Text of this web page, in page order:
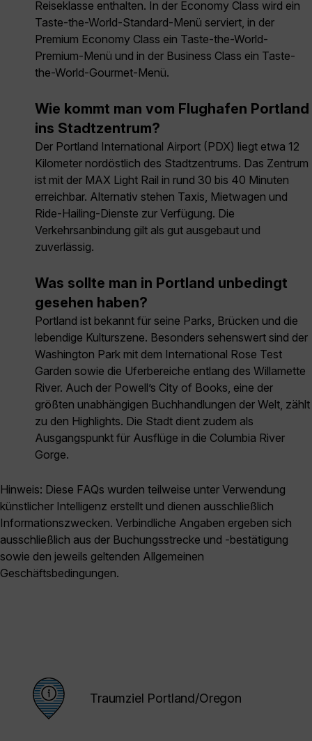
Reiseklasse enthalten. In der Economy Class wird ein
Taste-the-World-Standard-Menü serviert, in der
Premium Economy Class ein Taste-the-World-
Premium-Menü und in der Business Class ein Taste-
the-World-Gourmet-Menü.
Wie kommt man vom Flughafen Portland
ins Stadtzentrum?
Der Portland International Airport (PDX) liegt etwa 12
Kilometer nordöstlich des Stadtzentrums. Das Zentrum
ist mit der MAX Light Rail in rund 30 bis 40 Minuten
erreichbar. Alternativ stehen Taxis, Mietwagen und
Ride-Hailing-Dienste zur Verfügung. Die
Verkehrsanbindung gilt als gut ausgebaut und
zuverlässig.
Was sollte man in Portland unbedingt
gesehen haben?
Portland ist bekannt für seine Parks, Brücken und die
lebendige Kulturszene. Besonders sehenswert sind der
Washington Park mit dem International Rose Test
Garden sowie die Uferbereiche entlang des Willamette
River. Auch der Powell’s City of Books, eine der
größten unabhängigen Buchhandlungen der Welt, zählt
zu den Highlights. Die Stadt dient zudem als
Ausgangspunkt für Ausflüge in die Columbia River
Gorge.
Hinweis: Diese FAQs wurden teilweise unter Verwendung
künstlicher Intelligenz erstellt und dienen ausschließlich
Informationszwecken. Verbindliche Angaben ergeben sich
ausschließlich aus der Buchungsstrecke und -bestätigung
sowie den jeweils geltenden Allgemeinen
Geschäftsbedingungen.
Traumziel Portland/Oregon